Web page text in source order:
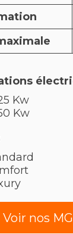
Kw
Kw
Voir nos